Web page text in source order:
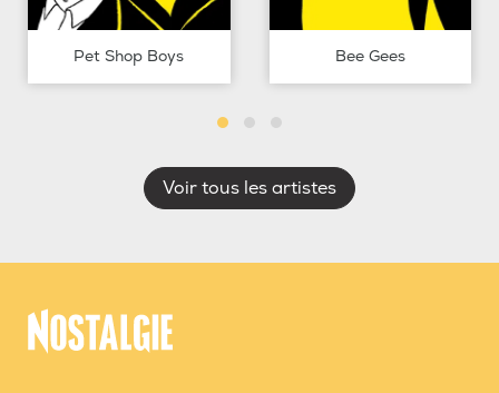
Pet Shop Boys Bee Gees
Voir tous les artistes